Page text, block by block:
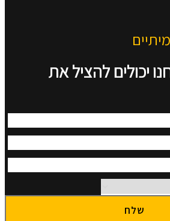
יכולים להציל את